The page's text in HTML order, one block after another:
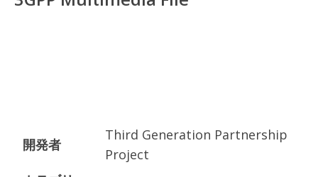
開発者
Third Generation Partnership
Project